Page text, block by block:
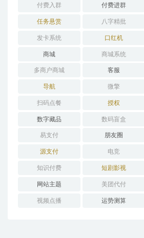
付费入群 付费进群
任务悬赏 八字精批
发卡系统 口红机
商城 商城系统
多商户商城 客服
导航 微擎
扫码点餐 授权
数字藏品 数码盲盒
易支付 朋友圈
源支付 电竞
知识付费 短剧影视
网站主题 美团代付
视频点播 运势测算